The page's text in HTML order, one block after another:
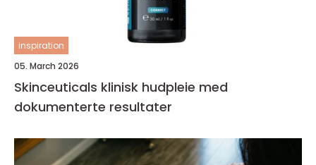
inspiration
05. March 2026
Skinceuticals klinisk hudpleie med
dokumenterte resultater